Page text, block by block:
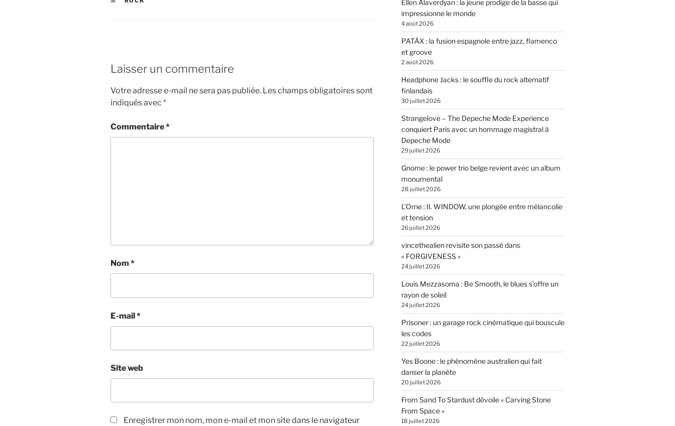
Laisser un commentaire
Votre adresse e-mail ne sera pas publiée. Les champs obligatoires sont
indiqués avec *
Commentaire*
Nom *
E-mail*
Site web
Enregistrer mon nom, mon e-mail et mon site dans le navigateur
Ellen Alaverdyan : la jeune prodige de la basse qui
impressionne le monde
4 août 2026
PATÁX : la fusion espagnole entre jazz, flamenco
et groove
2 août 2026
Headphone Jacks : le souffle du rock alternatif
finlandais
30 juillet 2026
Strangelove – The Depeche Mode Experience
conquiert Paris avec un hommage magistral à
Depeche Mode
29 juillet 2026
Gnome : le power trio belge revient avec un album
monumental
28 juillet 2026
L’Orne : II. WINDOW, une plongée entre mélancolie
et tension
26 juillet 2026
vincethealien revisite son passé dans
« FORGIVENESS »
24 juillet 2026
Louis Mezzasoma : Be Smooth, le blues s’offre un
rayon de soleil
24 juillet 2026
Prisoner : un garage rock cinématique qui bouscule
les codes
22 juillet 2026
Yes Boone : le phénomène australien qui fait
danser la planète
20 juillet 2026
From Sand To Stardust dévoile « Carving Stone
From Space »
18 juillet 2026